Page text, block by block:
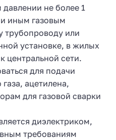
не более 1
иным газовым
трубопроводу или
установке, в жилых
центральной сети.
для подачи
ацетилена,
для газовой сварки
диэлектриком,
требованиям